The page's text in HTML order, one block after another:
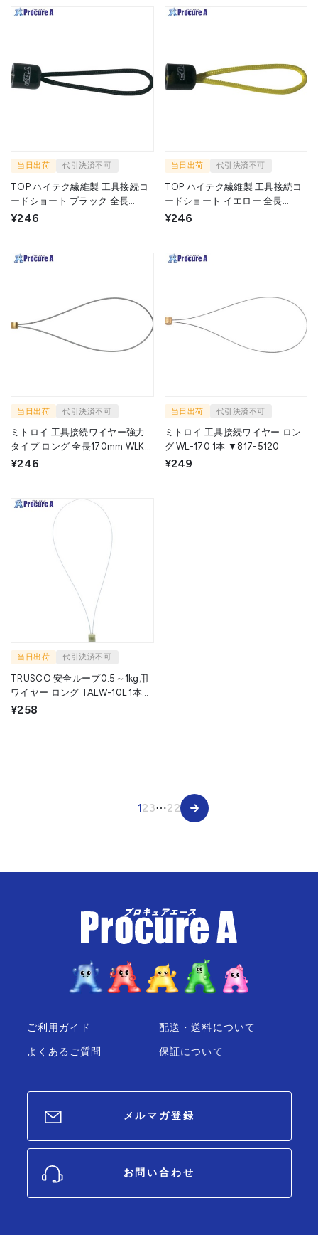
当日出荷 代引決済不可
TOP ハイテク繊維製 工具接続コ
ードショート ブラック 全長
50mm SFC-CSBK 1本 ▼418-
¥246
当日出荷 代引決済不可
TOP ハイテク繊維製 工具接続コ
ードショート イエロー 全長
¥246
当日出荷 代引決済不可
ミトロイ 工具接続ワイヤー強力
タイプ ロング 全長170mm WLK-
170 1本 ▼828-0182
¥246
当日出荷 代引決済不可
ミトロイ 工具接続ワイヤー ロン
グ WL-170 1本 ▼817-5120
¥249
当日出荷 代引決済不可
TRUSCO 安全ループ0.5～1kg用
ワイヤー ロング TALW-10L 1本
▼431-1019
¥258
123⋯22
ご利用ガイド
よくあるご質問
配送・送料について
保証について
メルマガ登録
お問い合わせ